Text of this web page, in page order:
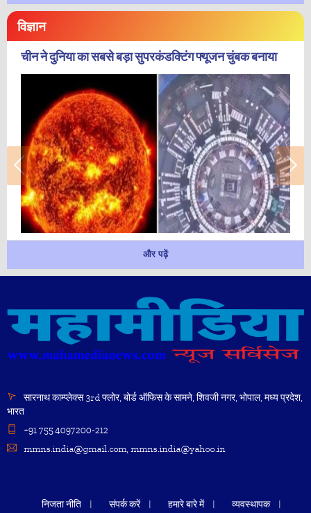
विज्ञान
चीन ने दुनिया का सबसे बड़ा सुपरकंडक्टिंग फ्यूजन चुंबक बनाया
और पढ़ें
सारनाथ काम्प्लेक्स 3rd फ्लोर, बोर्ड ऑफिस के सामने, शिवजी नगर, भोपाल, मध्य प्रदेश,
भारत
+91 755 4097200-212
mmns.india@gmail.com, mmns.india@yahoo.in
निजता नीति संपर्क करें हमारे बारे में व्यवस्थापक